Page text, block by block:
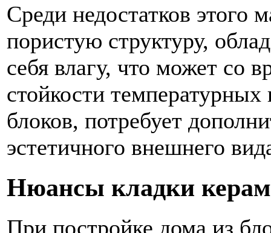
Среди недостатков этого
пористую структуру,
себя влагу, что может со
стойкости
блоков, потребует
эстетичного внешнего
Нюансы кладки
При постройке дома из